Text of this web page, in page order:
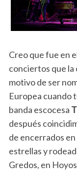
Creo que fue en
conciertos que la
motivo de ser
Europea cuando
banda escocesa
después
de encerrados
estrellas y
Gredos, en